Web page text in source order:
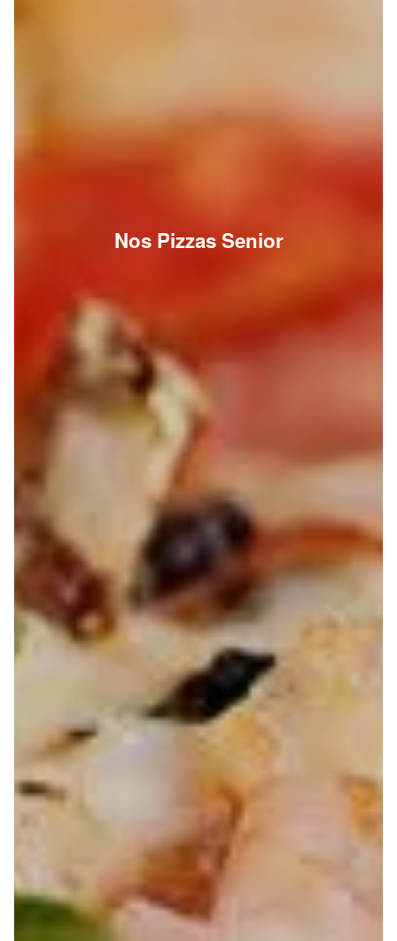
Nos Pizzas Senior